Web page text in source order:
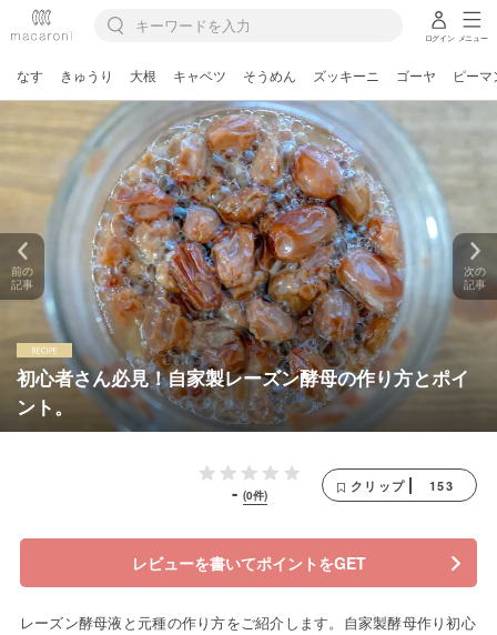
ログイン メニュー
なす きゅうり 大根 キャベツ そうめん ズッキーニ ゴーヤ ピーマ
初心者さん必見！自家製レーズン酵母の作り方とポイ
ント。
前の
記事
次の
記事
- (0件)
クリップ 153
レビューを書いてポイントをGET
レーズン酵母液と元種の作り方をご紹介します。自家製酵母作り初心